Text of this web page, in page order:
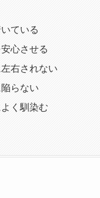
ている
心させる
右されない
らない
く馴染む